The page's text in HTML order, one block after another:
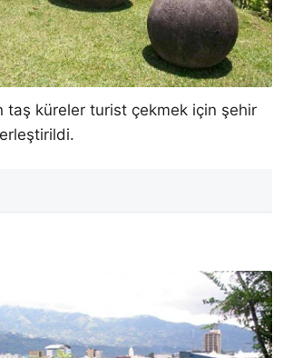
taş küreler turist çekmek için şehir